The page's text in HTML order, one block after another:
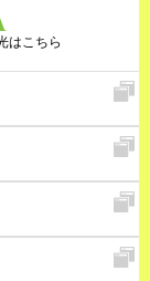
はこちら